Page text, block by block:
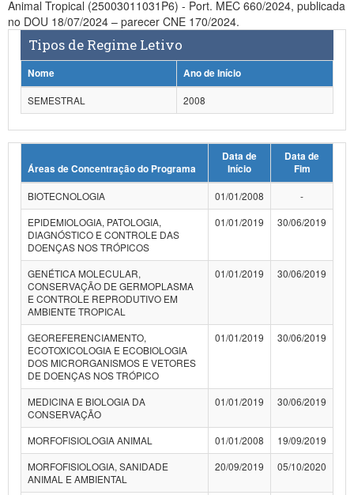
Banco Central do Brasil
Planalto
Animal Tropical (25003011031P6) - Port. MEC 660/2024, publicada
no DOU 18/07/2024 – parecer CNE 170/2024.
Tipos de Regime Letivo
Nome
Ano de Início
SEMESTRAL
2008
Áreas de Concentração do Programa
Data de
Início
Data de
Fim
BIOTECNOLOGIA
01/01/2008
-
EPIDEMIOLOGIA, PATOLOGIA,
DIAGNÓSTICO E CONTROLE DAS
DOENÇAS NOS TRÓPICOS
01/01/2019 30/06/2019
GENÉTICA MOLECULAR,
CONSERVAÇÃO DE GERMOPLASMA
E CONTROLE REPRODUTIVO EM
AMBIENTE TROPICAL
01/01/2019 30/06/2019
GEOREFERENCIAMENTO,
ECOTOXICOLOGIA E ECOBIOLOGIA
DOS MICRORGANISMOS E VETORES
DE DOENÇAS NOS TRÓPICO
01/01/2019 30/06/2019
MEDICINA E BIOLOGIA DA
CONSERVAÇÃO
01/01/2019 30/06/2019
MORFOFISIOLOGIA ANIMAL 01/01/2008
19/09/2019
MORFOFISIOLOGIA, SANIDADE
ANIMAL E AMBIENTAL
20/09/2019 05/10/2020